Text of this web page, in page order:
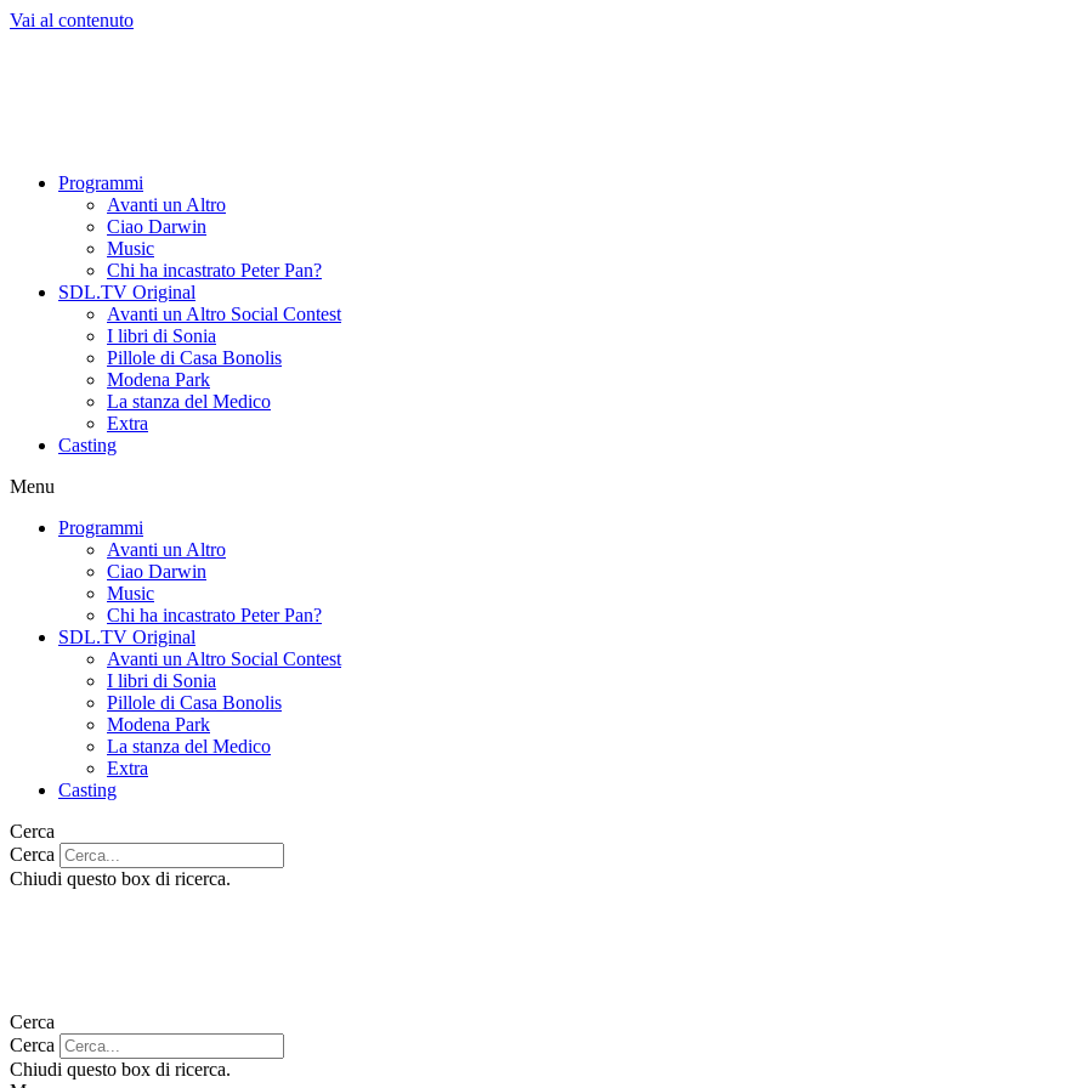
Vai al contenuto
Programmi
Avanti un Altro
Ciao Darwin
Music
Chi ha incastrato Peter Pan?
SDL.TV Original
Avanti un Altro Social Contest
I libri di Sonia
Pillole di Casa Bonolis
Modena Park
La stanza del Medico
Extra
Casting
Menu
Programmi
Avanti un Altro
Ciao Darwin
Music
Chi ha incastrato Peter Pan?
SDL.TV Original
Avanti un Altro Social Contest
I libri di Sonia
Pillole di Casa Bonolis
Modena Park
La stanza del Medico
Extra
Casting
Cerca
Cerca
Chiudi questo box di ricerca.
Cerca
Cerca
Chiudi questo box di ricerca.